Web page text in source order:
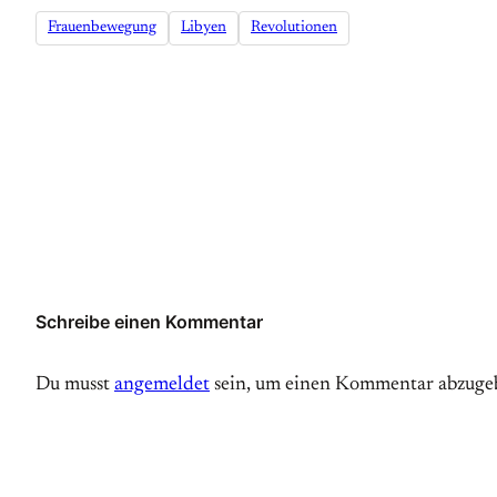
Frauenbewegung Libyen Revolutionen
Schreibe einen Kommentar
Du musst angemeldet sein, um einen Kommentar